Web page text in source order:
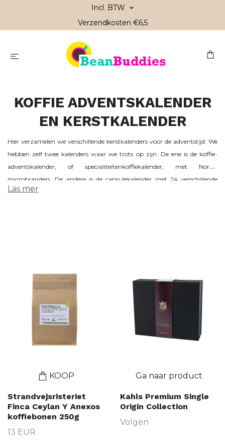
Incl. BTW
Verzendkosten €6,5
KOFFIE ADVENTSKALENDER
EN KERSTKALENDER
Hier verzamelen we verschillende kerstkalenders voor de adventstijd. We
hebben zelf twee kalenders waar we trots op zijn. De ene is de koffie-
adventskalender, of specialiteitenkoffiekalender, met Nordic
microbranders. De andere is de capsulekalender met 24 verschillende
Nespresso Original koffiecapsules. Daarnaast zijn er ook andere
Läs mer
KOOP
Strandvejsristeriet
Finca Ceylan Y Anexos
koffiebonen 250g
13 EUR
Ga naar product
Kahls Premium Single
Origin Collection
Volgen